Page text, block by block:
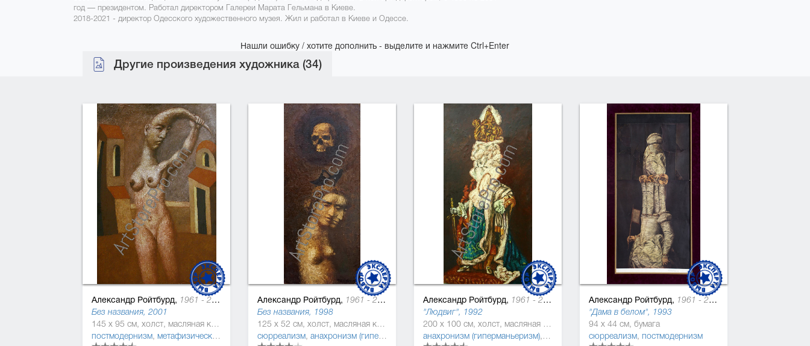
год — президентом. Работал директором Галереи Марата Гельмана в Киеве.
2018-2021 - директор Одесского художественного музея. Жил и работал в Киеве и Одессе.
Нашли ошибку / хотите дополнить - выделите и нажмите Ctrl+Enter
Другие произведения художника (34)
Александр Ройтбурд, 1961 - 2021
Без названия, 2001
145 x 95 см, холст, масляная краска
постмодернизм, метафизическая живопись ,сюрреализм,трансавангард
Александр Ройтбурд, 1961 - 2021
Без названия, 1998
125 x 52 см, холст, масляная краска
сюрреализм, анахронизм (гиперманьеризм) ,постмодернизм,трансавангард
Александр Ройтбурд, 1961 - 2021
"Людвиг", 1992
200 x 100 см, холст, масляная краска
анахронизм (гиперманьеризм), постмодернизм,трансавангард
Александр Ройтбурд, 1961 - 2021
"Дама в белом", 1993
94 x 44 см, бумага
сюрреализм, постмодернизм